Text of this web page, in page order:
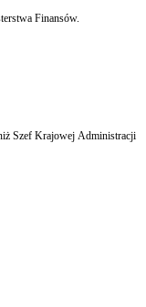
Finansów.
Szef Krajowej Administracji